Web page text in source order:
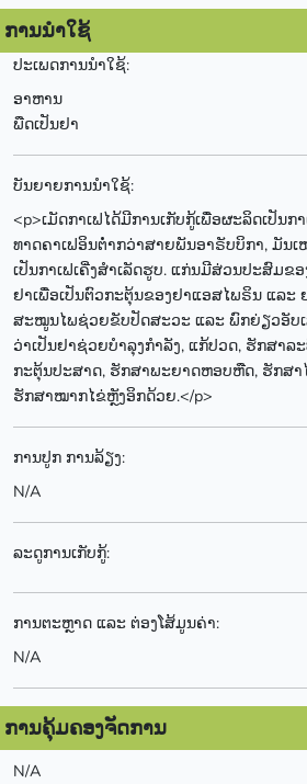
ການນຳໃຊ້
ປະເພດການນຳໃຊ້:
ອາຫານ
ພືດເປັນຢາ
ບັນຍາຍການນຳໃຊ້:
<p>ເມັດກາເຟໄດ້ມີການເກັບກູ້ເພື່ອຜະລິດເປັນກ
ທາດຄາເຟອິນຕໍ່າກວ່າສາຍພັນອາຣັບບິກາ, ມັນ
ເປັນກາເຟເຄີ່ງສຳເລັດຮູບ. ແກ່ນມີສ່ວນປະສົມຂ
ຢາເພື່ອເປັນຕົວກະຕຸ້ນຂອງຢາແອສໄພຣິນ ແລະ
ສະໝູນໄພຊ່ວຍຂັບປັດສະວະ ແລະ ພົກຍ່ຽວອັບ
ວ່າເປັນຢາຊ່ວຍບຳລຸງກຳລັງ, ແກ້ປວດ, ຮັກສາລ
ກະຕຸ້ນປະສາດ, ຮັກສາພະຍາດຫອບຫືດ, ຮັກສ
ຮັກສາໝາກໄຂ່ຫຼັງອິກດ້ວຍ.</p>
ການປູກ ການລ້ຽງ:
N/A
ລະດູການເກັບກູ້:
ການຕະຫຼາດ ແລະ ຕ່ອງໂສ້ມູນຄ່າ:
N/A
ການຄຸ້ມຄອງຈັດການ
N/A